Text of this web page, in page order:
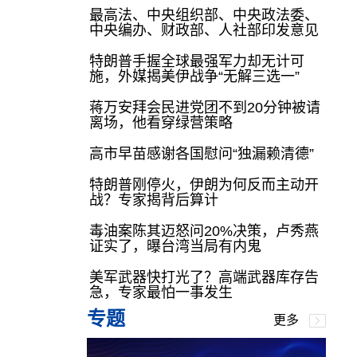
最高法、中央组织部、中央政法委、
中央编办、财政部、人社部印发意见
特朗普手握全球最强军力却无计可
施，外媒揭美伊战争“无解三选一”
蒋万安拜会民进党团不到20分钟被请
离场，他看穿绿营策略
高市早苗感谢各国慰问“独漏赖清德”
特朗普刚停火，伊朗为何反而主动开
战？专家揭背后算计
毒油案陈其迈怒问20%决策，卢秀燕
证实了，曝台湾当局有内鬼
美军武器快打光了？高端武器库存告
急，专家最怕一事发生
专题 更多